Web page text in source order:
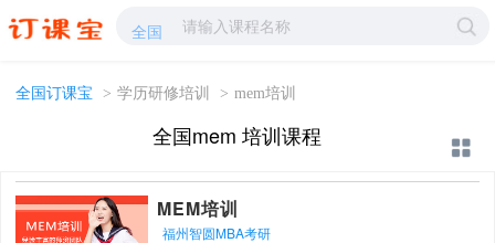
mem培训-mem学校哪家好?-订课宝
全国
全国订课宝 > 学历研修培训 > mem培训
全国mem 培训课程
MEM培训
福州智圆MBA考研